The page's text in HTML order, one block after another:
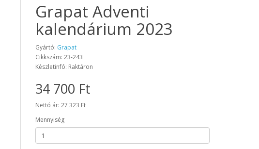
Grapat Adventi
kalendárium 2023
Gyártó: Grapat
Cikkszám: 23-243
Készletinfó: Raktáron
34 700 Ft
Nettó ár: 27 323 Ft
Mennyiség